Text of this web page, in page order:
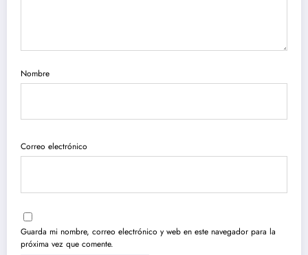
Nombre
Correo electrónico
Guarda mi nombre, correo electrónico y web en este navegador para la
próxima vez que comente.